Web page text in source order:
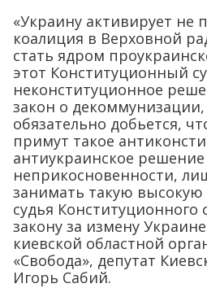
«Украину активирует не
коалиция в Верховной
стать ядром
этот Конституционный
неконституционное
закон о
обязательно добьется,
примут такое
антиукраинское
неприкосновенности,
занимать такую высокую
судья Конституционного
закону за измену
киевской областной
«Свобода», депутат
Игорь Сабий.